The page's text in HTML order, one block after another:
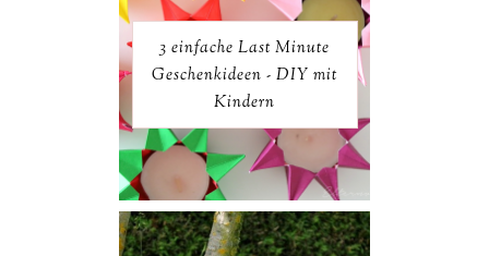
3 einfache Last Minute
Geschenkideen - DIY mit
Kindern